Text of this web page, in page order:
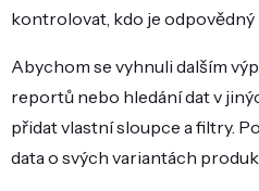
kontrolovat, kdo je odpovědný
Abychom se vyhnuli dalším
reportů nebo hledání dat v
přidat vlastní sloupce a filtry.
data o svých variantách